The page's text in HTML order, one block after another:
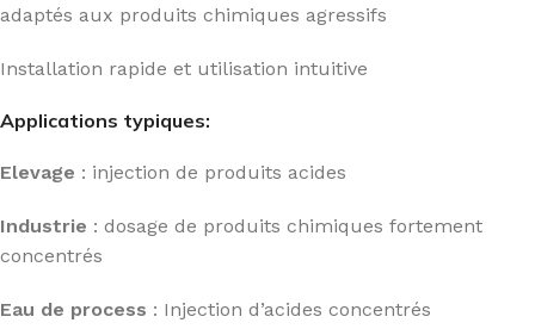
adaptés aux produits chimiques agressifs
Installation rapide et utilisation intuitive
Applications typiques:
Elevage : injection de produits acides
Industrie : dosage de produits chimiques fortement
concentrés
Eau de process : Injection d’acides concentrés